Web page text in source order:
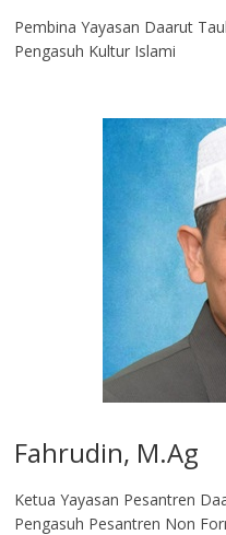
Pembina Yayasan Daarut
Pengasuh Kultur Islami
Fahrudin, M.Ag​
Ketua Yayasan Pesantren
Pengasuh Pesantren Non